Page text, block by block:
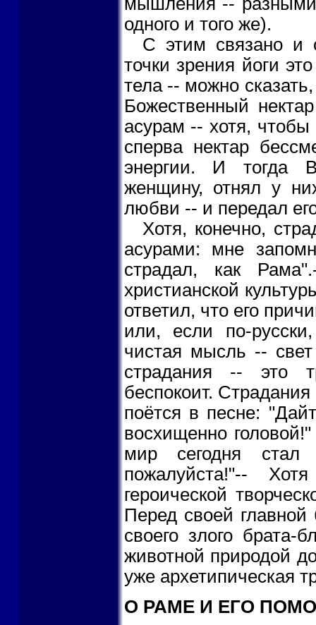
одного и того же).
С этим связано и
точки зрения йоги
тела -- можно
Божественный
асурам -- хотя,
сперва нектар
энергии. И тогда
женщину, отнял у
любви -- и передал
Хотя, конечно,
асурами: мне
страдал, как
христианской
ответил, что его
или, если по-
чистая мысль --
страдания -- это
беспокоит. Страдания
поётся в песне:
восхищенно
мир сегодня стал
пожалуйста!"--
героической
Перед своей
своего злого брата-
животной природой
уже архетипическая
О РАМЕ И ЕГО